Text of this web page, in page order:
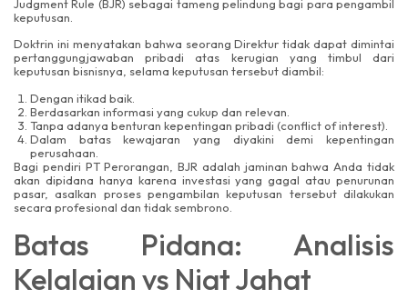
Judgment Rule (BJR) sebagai tameng pelindung bagi para pengambil
keputusan.
Doktrin ini menyatakan bahwa seorang Direktur tidak dapat dimintai
pertanggungjawaban pribadi atas kerugian yang timbul dari
keputusan bisnisnya, selama keputusan tersebut diambil:
Dengan itikad baik.
Berdasarkan informasi yang cukup dan relevan.
Tanpa adanya benturan kepentingan pribadi (conflict of interest).
Dalam batas kewajaran yang diyakini demi kepentingan
perusahaan.
Bagi pendiri PT Perorangan, BJR adalah jaminan bahwa Anda tidak
akan dipidana hanya karena investasi yang gagal atau penurunan
pasar, asalkan proses pengambilan keputusan tersebut dilakukan
secara profesional dan tidak sembrono.
Batas Pidana: Analisis
Kelalaian vs Niat Jahat